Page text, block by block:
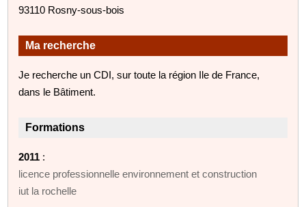
93110 Rosny-sous-bois
Ma recherche
Je recherche un CDI, sur toute la région Ile de France,
dans le Bâtiment.
Formations
2011 :
licence professionnelle environnement et construction
iut la rochelle